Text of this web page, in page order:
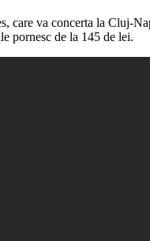
care va concerta la Cluj-
pornesc de la 145 de lei.